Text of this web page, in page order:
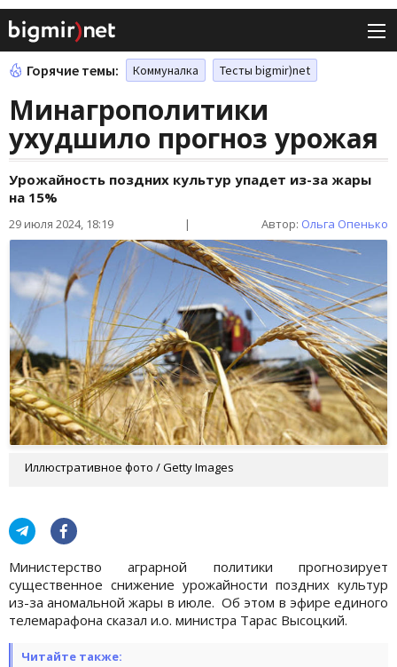
Горячие темы: Коммуналка Тесты bigmir)net
Минагрополитики
ухудшило прогноз урожая
Урожайность поздних культур упадет из-за жары
на 15%
29 июля 2024, 18:19 | Автор: Ольга Опенько
Иллюстративное фото / Getty Images
Министерство аграрной политики прогнозирует
существенное снижение урожайности поздних культур
из-за аномальной жары в июле. Об этом в эфире единого
телемарафона сказал и.о. министра Тарас Высоцкий.
Читайте также: